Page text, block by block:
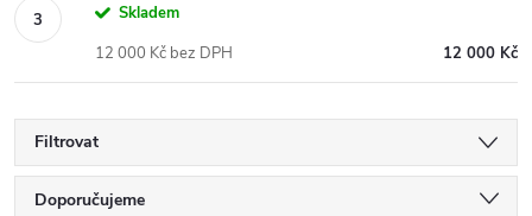
Skladem
12 000 Kč
12 000 Kč bez DPH
Filtrovat
Ř
Doporučujeme